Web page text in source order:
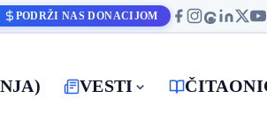
PODRŽI NAS DONACIJOM
VESTI